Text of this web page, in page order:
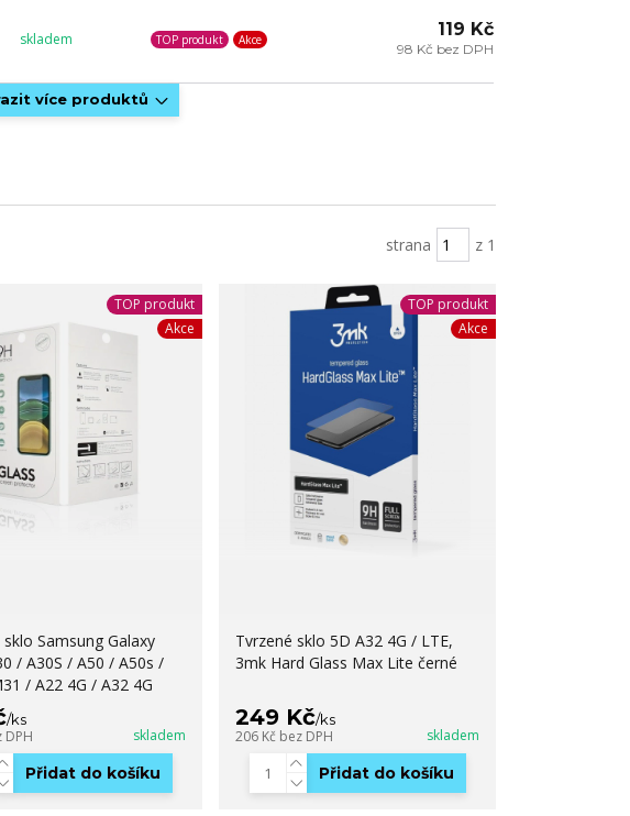
skladem TOP produkt Akce 119 Kč
98 Kč bez DPH
více produktů
strana z 1
TOP produkt
Akce
Samsung Galaxy
/ A30S / A50 / A50s /
/ A22 4G / A32 4G
/ks
DPH skladem
Přidat do košíku
TOP produkt
Akce
Tvrzené sklo 5D A32 4G / LTE,
3mk Hard Glass Max Lite černé
249 Kč/ks
206 Kč bez DPH skladem
Přidat do košíku